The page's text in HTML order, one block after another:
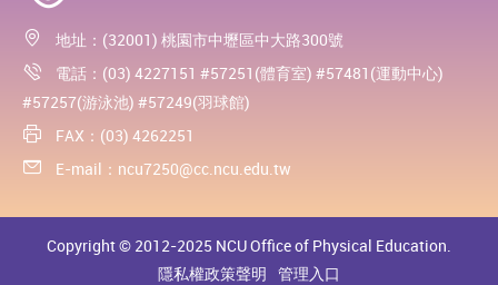
地址：(32001) 桃園市中壢區中大路300號
電話：(03) 4227151 #57251(體育室) #57481(運動中心)
#57257(游泳池) #57249(羽球館)
FAX：(03) 4262251
E-mail： ncu7250@cc.ncu.edu.tw
Copyright © 2012-2025 NCU Office of Physical Education.
隱私權政策聲明 管理入口